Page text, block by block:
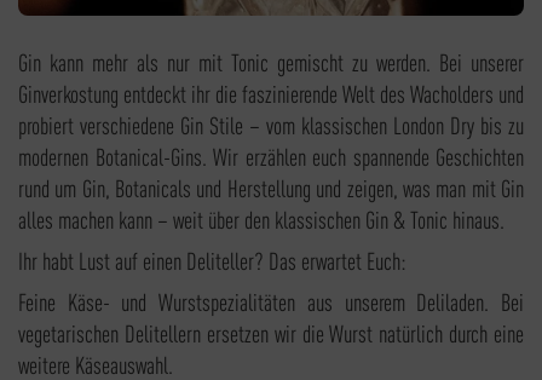
Gin kann mehr als nur mit Tonic gemischt zu werden. Bei unserer
Ginverkostung entdeckt ihr die faszinierende Welt des Wacholders und
probiert verschiedene Gin Stile – vom klassischen London Dry bis zu
modernen Botanical-Gins. Wir erzählen euch spannende Geschichten
rund um Gin, Botanicals und Herstellung und zeigen, was man mit Gin
alles machen kann – weit über den klassischen Gin & Tonic hinaus.
Ihr habt Lust auf einen Deliteller? Das erwartet Euch:
Feine Käse- und Wurstspezialitäten aus unserem Deliladen. Bei
vegetarischen Delitellern ersetzen wir die Wurst natürlich durch eine
weitere Käseauswahl.